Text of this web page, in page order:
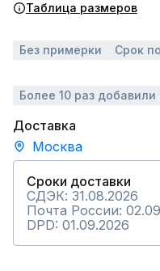
Таблица размеров
Без примерки Срок
Более 10 раз добавили
Доставка
Москва
Сроки доставки
СДЭК: 31.08.2026
Почта России:
DPD: 01.09.2026